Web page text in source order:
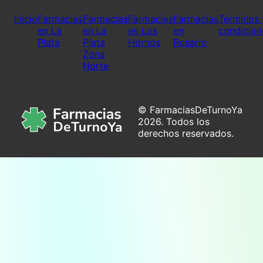
InicioFarmacias
en La
Plata
Farmacias
en La
Plata
Zona
Norte
Farmacias
en Los
Hornos
Farmacias
en
Rosario
Términos
© FarmaciasDeTurnoYa
2026. Todos los
derechos reservados.